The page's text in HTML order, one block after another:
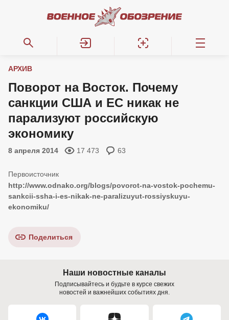
АРХИВ
Поворот на Восток. Почему
санкции США и ЕС никак не
парализуют российскую
экономику
8 апреля 2014 17 473 63
http://www.odnako.org/blogs/povorot-na-vostok-pochemu-
sankcii-ssha-i-es-nikak-ne-paralizuyut-rossiyskuyu-
ekonomiku/
Поделиться
Наши новостные каналы
Подписывайтесь и будьте в курсе свежих
новостей и важнейших событиях дня.